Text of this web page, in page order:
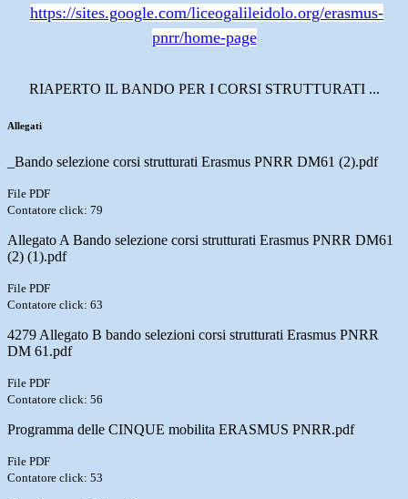
https://sites.google.com/liceogalileidolo.org/erasmus-
pnrr/home-page
RIAPERTO IL BANDO PER I CORSI STRUTTURATI ...
Allegati
_Bando selezione corsi strutturati Erasmus PNRR DM61 (2).pdf
File PDF
Contatore click: 79
Allegato A Bando selezione corsi strutturati Erasmus PNRR DM61
(2) (1).pdf
File PDF
Contatore click: 63
4279 Allegato B bando selezioni corsi strutturati Erasmus PNRR
DM 61.pdf
File PDF
Contatore click: 56
Programma delle CINQUE mobilita ERASMUS PNRR.pdf
File PDF
Contatore click: 53